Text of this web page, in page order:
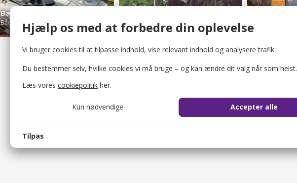
Bæltferie Bådudlejning
Bådudlejere Cykeludlejere
Hjælp os med at forbedre din oplevelse
Vi bruger cookies til at tilpasse indhold, vise relevant indhold og analysere trafik.
Du bestemmer selv, hvilke cookies vi må bruge – og kan ændre dit valg når som helst.
Læs vores cookiepolitik her.
Kun nødvendige Accepter alle
Tilpas